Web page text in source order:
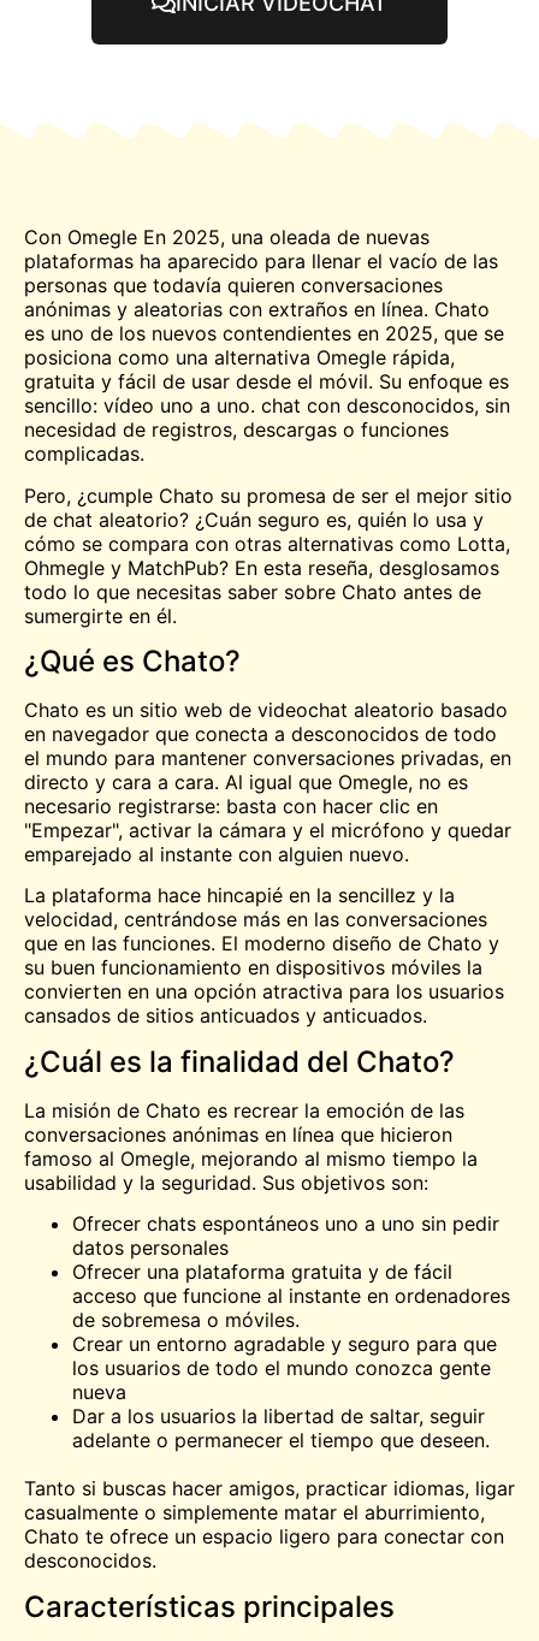
Con Omegle En 2025, una oleada de nuevas
plataformas ha aparecido para llenar el vacío de las
personas que todavía quieren conversaciones
anónimas y aleatorias con extraños en línea. Chato
es uno de los nuevos contendientes en 2025, que se
posiciona como una alternativa Omegle rápida,
gratuita y fácil de usar desde el móvil. Su enfoque es
sencillo: vídeo uno a uno. chat con desconocidos, sin
necesidad de registros, descargas o funciones
complicadas.
Pero, ¿cumple Chato su promesa de ser el mejor sitio
de chat aleatorio? ¿Cuán seguro es, quién lo usa y
cómo se compara con otras alternativas como Lotta,
Ohmegle y MatchPub? En esta reseña, desglosamos
todo lo que necesitas saber sobre Chato antes de
sumergirte en él.
¿Qué es Chato?
Chato es un sitio web de videochat aleatorio basado
en navegador que conecta a desconocidos de todo
el mundo para mantener conversaciones privadas, en
directo y cara a cara. Al igual que Omegle, no es
necesario registrarse: basta con hacer clic en
"Empezar", activar la cámara y el micrófono y quedar
emparejado al instante con alguien nuevo.
La plataforma hace hincapié en la sencillez y la
velocidad, centrándose más en las conversaciones
que en las funciones. El moderno diseño de Chato y
su buen funcionamiento en dispositivos móviles la
convierten en una opción atractiva para los usuarios
cansados de sitios anticuados y anticuados.
¿Cuál es la finalidad del Chato?
La misión de Chato es recrear la emoción de las
conversaciones anónimas en línea que hicieron
famoso al Omegle, mejorando al mismo tiempo la
usabilidad y la seguridad. Sus objetivos son:
Ofrecer chats espontáneos uno a uno sin pedir
datos personales
Ofrecer una plataforma gratuita y de fácil
acceso que funcione al instante en ordenadores
de sobremesa o móviles.
Crear un entorno agradable y seguro para que
los usuarios de todo el mundo conozca gente
nueva
Dar a los usuarios la libertad de saltar, seguir
adelante o permanecer el tiempo que deseen.
Tanto si buscas hacer amigos, practicar idiomas, ligar
casualmente o simplemente matar el aburrimiento,
Chato te ofrece un espacio ligero para conectar con
desconocidos.
Características principales